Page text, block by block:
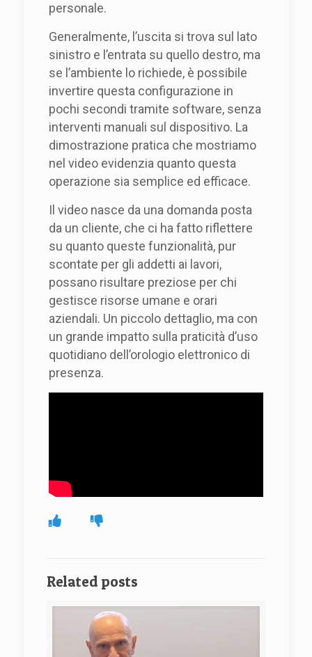
personale.
Generalmente, l’uscita si trova sul lato
sinistro e l’entrata su quello destro, ma
se l’ambiente lo richiede, è possibile
invertire questa configurazione in
pochi secondi tramite software, senza
interventi manuali sul dispositivo. La
dimostrazione pratica che mostriamo
nel video evidenzia quanto questa
operazione sia semplice ed efficace.
Il video nasce da una domanda posta
da un cliente, che ci ha fatto riflettere
su quanto queste funzionalità, pur
scontate per gli addetti ai lavori,
possano risultare preziose per chi
gestisce risorse umane e orari
aziendali. Un piccolo dettaglio, ma con
un grande impatto sulla praticità d’uso
quotidiano dell’orologio elettronico di
presenza.
Related posts